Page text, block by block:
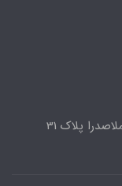
پلاک 31